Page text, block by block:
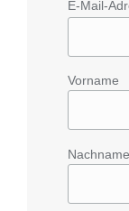
E-Mail-
Vorname
Nachname